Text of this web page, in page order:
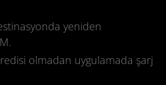
yeniden
olmadan uygulamada şarj